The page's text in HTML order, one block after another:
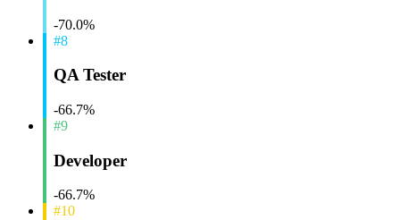
-70.0%
#8
QA Tester
-66.7%
#9
Developer
-66.7%
#10